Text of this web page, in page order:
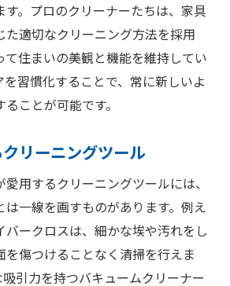
す。プロのクリーナーたちは、家具
た適切なクリーニング方法を採用
て住まいの美観と機能を維持してい
を習慣化することで、常に新しいよ
ことが可能です。
リーニングツール
用するクリーニングツールには、
一線を画すものがあります。例え
ークロスは、細かな埃や汚れをし
を傷つけることなく清掃を行えま
引力を持つバキュームクリーナー